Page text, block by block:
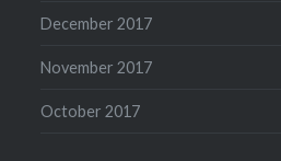
December 2017
November 2017
October 2017